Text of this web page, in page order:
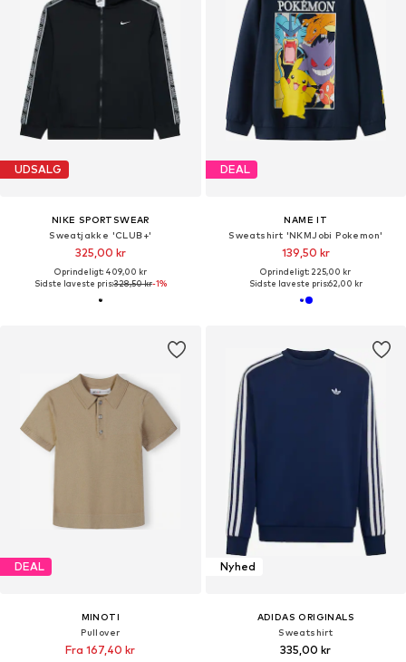
UDSALG
NIKE SPORTSWEAR
Sweatjakke 'CLUB+'
325,00 kr
Oprindeligt: 409,00 kr
Sidste laveste pris:328,50 kr-1%
DEAL
NAME IT
Sweatshirt 'NKMJobi Pokemon'
139,50 kr
Oprindeligt: 225,00 kr
Sidste laveste pris:62,00 kr
DEAL
MINOTI
Pullover
Fra 167,40 kr
Nyhed
ADIDAS ORIGINALS
Sweatshirt
335,00 kr